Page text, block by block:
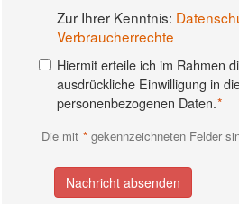
Zur Ihrer Kenntnis:
Verbraucherrechte
Hiermit erteile ich im Rahmen
ausdrückliche Einwilligung in
personenbezogenen Daten.*
Die mit * gekennzeichneten Felder